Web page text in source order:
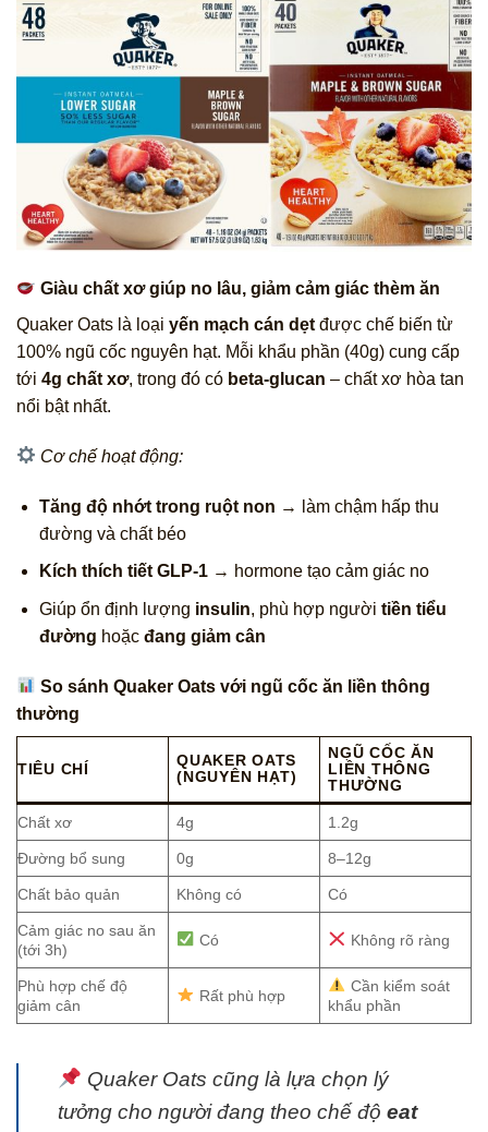
Giàu chất xơ giúp no lâu, giảm cảm giác thèm ăn
Quaker Oats là loại yến mạch cán dẹt được chế biến từ
100% ngũ cốc nguyên hạt. Mỗi khẩu phần (40g) cung cấp
tới 4g chất xơ, trong đó có beta-glucan – chất xơ hòa tan
nổi bật nhất.
Cơ chế hoạt động:
Tăng độ nhớt trong ruột non → làm chậm hấp thu
đường và chất béo
Kích thích tiết GLP-1→ hormone tạo cảm giác no
Giúp ổn định lượng insulin, phù hợp người tiền tiểu
đường hoặc đang giảm cân
So sánh Quaker Oats với ngũ cốc ăn liền thông
thường
TIÊU CHÍ
QUAKER OATS
(NGUYÊN HẠT)
NGŨ CỐC ĂN
LIỀN THÔNG
THƯỜNG
Chất xơ 4g 1.2g
Đường bổ sung 0g 8–12g
Chất bảo quản Không có Có
Cảm giác no sau ăn
(tới 3h)
Có Không rõ ràng
Phù hợp chế độ
giảm cân
Rất phù hợp
Cần kiểm soát
khẩu phần
Quaker Oats cũng là lựa chọn lý
tưởng cho người đang theo chế độ eat